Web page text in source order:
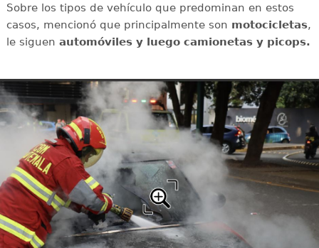
Sobre los tipos de vehículo que predominan en estos
casos, mencionó que principalmente son motocicletas,
le siguen automóviles y luego camionetas y picops.